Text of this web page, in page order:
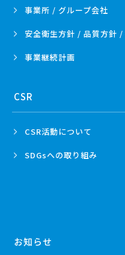
事業所 / グループ会社
安全衛生方針 / 品質方針 /
事業継続計画
CSR
CSR活動について
SDGsへの取り組み
お知らせ